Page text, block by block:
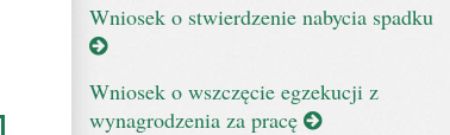
Wniosek o stwierdzenie nabycia spadku
Wniosek o wszczęcie egzekucji z
wynagrodzenia za pracę